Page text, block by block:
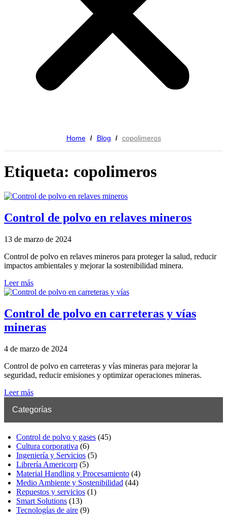
Home / Blog / copolimeros
Etiqueta: copolimeros
Control de polvo en relaves mineros
13 de marzo de 2024
Control de polvo en relaves mineros para proteger la salud, reducir
impactos ambientales y mejorar la sostenibilidad minera.
Leer más
Control de polvo en carreteras y vías
mineras
4 de marzo de 2024
Control de polvo en carreteras y vías mineras para mejorar la
seguridad, reducir emisiones y optimizar operaciones mineras.
Leer más
Categorías
Control de polvo y gases (45)
Cultura corporativa (6)
Ingeniería y Servicios (5)
Librería Americorp (5)
Material Handling y Procesamiento (4)
Medio Ambiente y Sostenibilidad (44)
Repuestos y servicios (1)
Smart Solutions (13)
Tecnologías de aire (9)